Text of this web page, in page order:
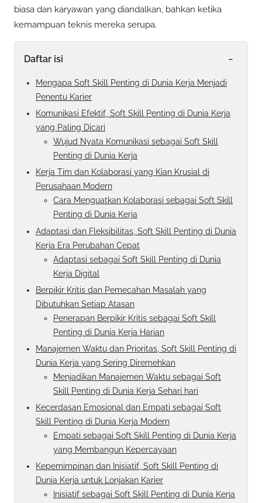
biasa dan karyawan yang diandalkan, bahkan ketika
kemampuan teknis mereka serupa.
Daftar isi -
Mengapa Soft Skill Penting di Dunia Kerja Menjadi
Penentu Karier
Komunikasi Efektif, Soft Skill Penting di Dunia Kerja
yang Paling Dicari
Wujud Nyata Komunikasi sebagai Soft Skill
Penting di Dunia Kerja
Kerja Tim dan Kolaborasi yang Kian Krusial di
Perusahaan Modern
Cara Menguatkan Kolaborasi sebagai Soft Skill
Penting di Dunia Kerja
Adaptasi dan Fleksibilitas, Soft Skill Penting di Dunia
Kerja Era Perubahan Cepat
Adaptasi sebagai Soft Skill Penting di Dunia
Kerja Digital
Berpikir Kritis dan Pemecahan Masalah yang
Dibutuhkan Setiap Atasan
Penerapan Berpikir Kritis sebagai Soft Skill
Penting di Dunia Kerja Harian
Manajemen Waktu dan Prioritas, Soft Skill Penting di
Dunia Kerja yang Sering Diremehkan
Menjadikan Manajemen Waktu sebagai Soft
Skill Penting di Dunia Kerja Sehari hari
Kecerdasan Emosional dan Empati sebagai Soft
Skill Penting di Dunia Kerja Modern
Empati sebagai Soft Skill Penting di Dunia Kerja
yang Membangun Kepercayaan
Kepemimpinan dan Inisiatif, Soft Skill Penting di
Dunia Kerja untuk Lonjakan Karier
Inisiatif sebagai Soft Skill Penting di Dunia Kerja